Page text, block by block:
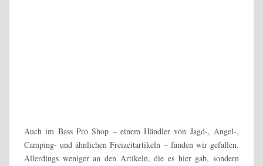
Auch im Bass Pro Shop – einem Händler von Jagd-, Angel-,
Camping- und ähnlichen Freizeitartikeln – fanden wir gefallen.
Allerdings weniger an den Artikeln, die es hier gab, sondern